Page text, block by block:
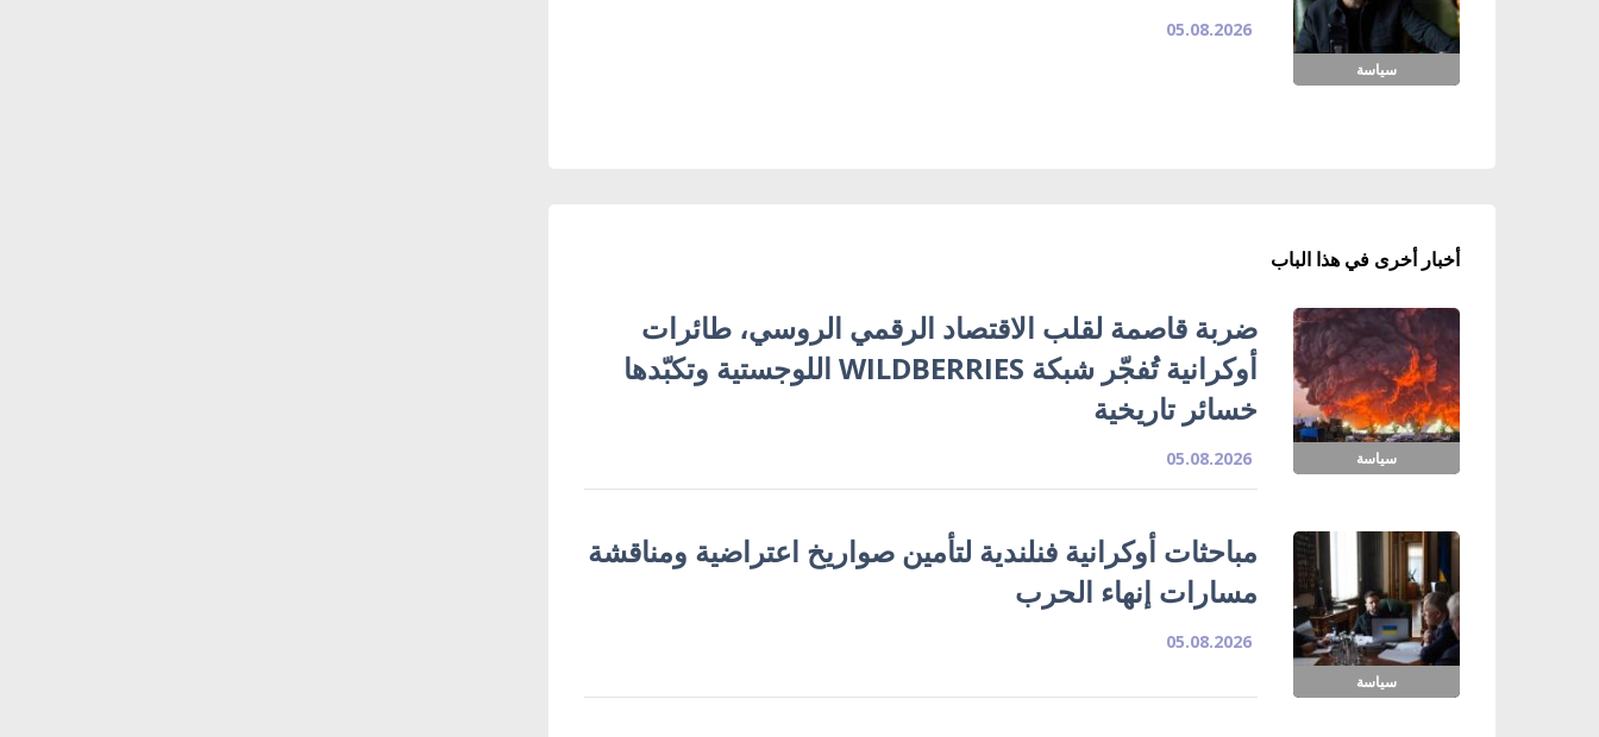
سياسة
05.08.2026
أخبار أخرى في هذا الباب
سياسة
ضربة قاصمة لقلب الاقتصاد الرقمي الروسي، طائرات
أوكرانية تُفجّر شبكة WILDBERRIES اللوجستية وتكبّدها
خسائر تاريخية
05.08.2026
سياسة
مباحثات أوكرانية فنلندية لتأمين صواريخ اعتراضية ومناقشة
مسارات إنهاء الحرب
05.08.2026